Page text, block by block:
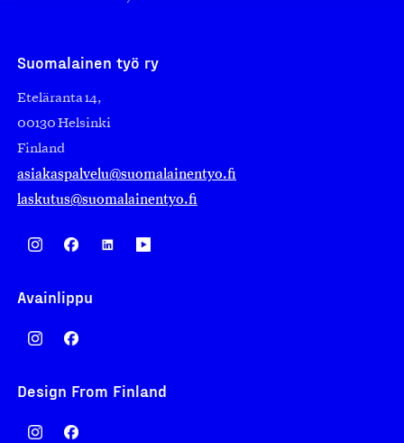
Suomalainen työ ry
Eteläranta 14,
00130 Helsinki
Finland
asiakaspalvelu@suomalainentyo.fi
laskutus@suomalainentyo.fi
Avainlippu
Design From Finland